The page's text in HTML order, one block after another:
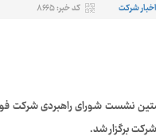
اخبار شرکت کد خبر: ۸۶۶۵